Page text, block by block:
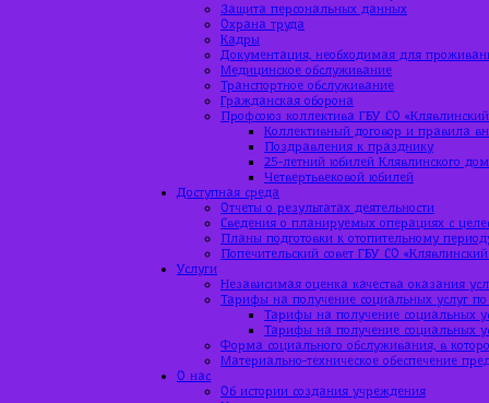
Защита персональных данных
Охрана труда
Кадры
Документация, необходимая для
Медицинское обслуживание
Транспортное обслуживание
Гражданская оборона
Профсоюз коллектива ГБУ СО
Коллективный договор и правила
Поздравления к празднику
25-летний юбилей Клявлинского
Четвертьвековой юбилей
Доступная среда
Отчеты о результатах деятельности
Сведения о планируемых операциях с
Планы подготовки к отопительному
Попечительский совет ГБУ СО
Услуги
Независимая оценка качества оказания
Тарифы на получение социальных услуг
Тарифы на получение социальных
Тарифы на получение социальных
Форма социального обслуживания, в
Материально-техническое обеспечение
О нас
Об истории создания учреждения